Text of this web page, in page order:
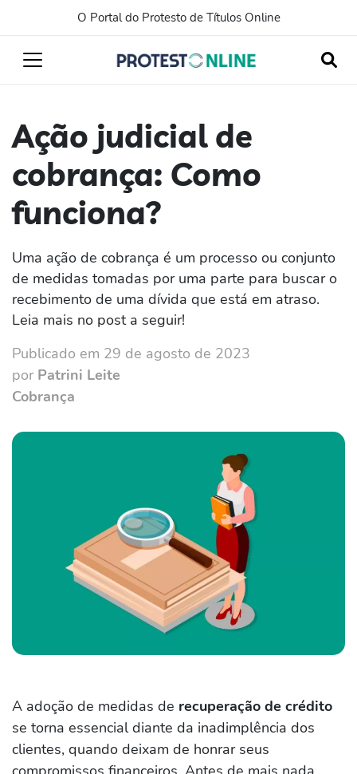
O Portal do Protesto de Títulos Online
Ação judicial de
cobrança: Como
funciona?
Uma ação de cobrança é um processo ou conjunto
de medidas tomadas por uma parte para buscar o
recebimento de uma dívida que está em atraso.
Leia mais no post a seguir!
Publicado em 29 de agosto de 2023
por Patrini Leite
Cobrança
A adoção de medidas de recuperação de crédito
se torna essencial diante da inadimplência dos
clientes, quando deixam de honrar seus